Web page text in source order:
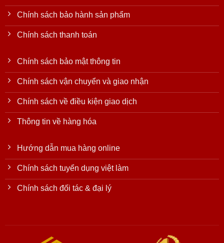
Chính sách bảo hành sản phẩm
Chính sách thanh toán
Chính sách bảo mật thông tin
Chính sách vận chuyển và giao nhận
Chính sách về điều kiện giao dịch
Thông tin về hàng hóa
Hướng dẫn mua hàng online
Chính sách tuyển dụng việt làm
Chính sách đối tác & đại lý